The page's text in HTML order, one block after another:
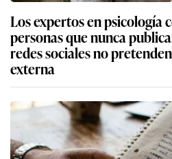
Los expertos en psicología
personas que nunca
redes sociales no
externa